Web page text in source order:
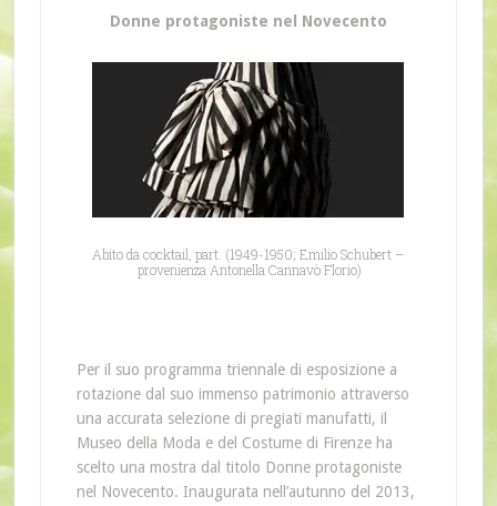
Donne protagoniste nel Novecento
Abito da cocktail, part. (1949-1950; Emilio Schubert –
provenienza Antonella Cannavò Florio)
Per il suo programma triennale di esposizione a
rotazione dal suo immenso patrimonio attraverso
una accurata selezione di pregiati manufatti, il
Museo della Moda e del Costume di Firenze ha
scelto una mostra dal titolo Donne protagoniste
nel Novecento. Inaugurata nell’autunno del 2013,